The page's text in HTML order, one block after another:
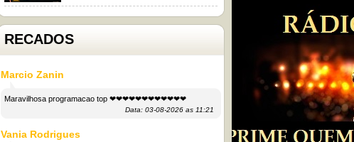
RECADOS
Marcio Zanin
Maravilhosa programacao top ❤❤❤❤❤❤❤❤❤❤❤❤
Data: 03-08-2026 as 11:21
Vania Rodrigues